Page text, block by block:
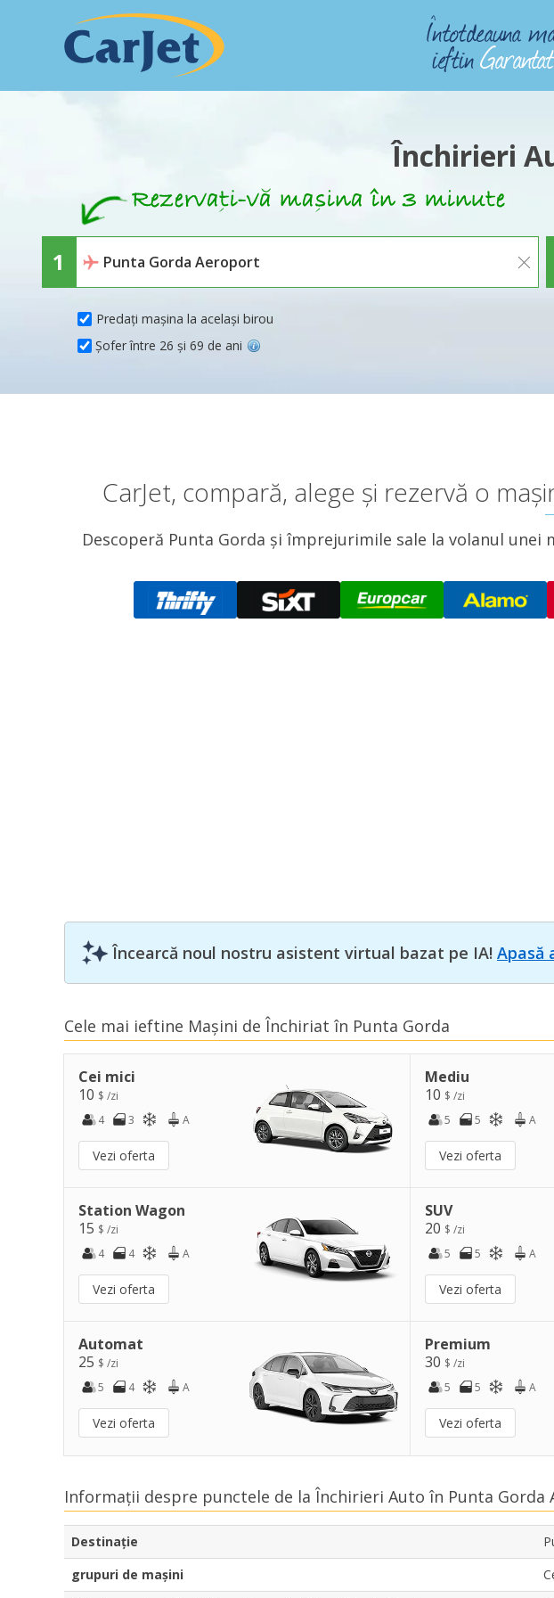
Închirieri
Predați mașina la același birou
Șofer între 26 și 69 de ani
CarJet, compară, alege și rezervă o
Descoperă Punta Gorda și împrejurimile sale la volanul
Încearcă noul nostru asistent virtual bazat pe IA! Apasă
Cele mai ieftine Mașini de Închiriat în Punta Gorda
Cei mici
10 $ /zi
4
3 A
Vezi oferta
Mediu
10 $ /zi
5
5 A
Vezi oferta
Station Wagon
15 $ /zi
4
4 A
Vezi oferta
SUV
20 $ /zi
5
5 A
Vezi oferta
Automat
25 $ /zi
5
4 A
Vezi oferta
Premium
30 $ /zi
5
5 A
Vezi oferta
Informații despre punctele de la Închirieri Auto în Punta Gorda
Destinaţie
grupuri de mașini